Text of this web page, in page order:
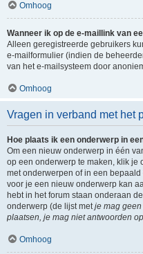
Omhoog
Wanneer ik op de e-maillink van
Alleen geregistreerde gebruikers
e-mailformulier (indien de
van het e-mailsysteem door
Omhoog
Vragen in verband met het
Hoe plaats ik een onderwerp in
Om een nieuw onderwerp in één
op een onderwerp te maken, klik
met onderwerpen of in een
voor je een nieuw onderwerp kan
hebt in het forum staan onderaan
onderwerp (de lijst metje mag
plaatsen, je mag niet antwoorden
Omhoog